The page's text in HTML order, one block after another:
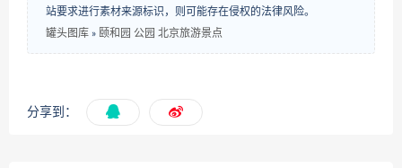
站要求进行素材来源标识，则可能存在侵权的法律风险。
罐头图库 » 颐和园 公园 北京旅游景点
分享到：